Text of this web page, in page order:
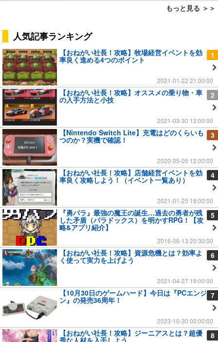
もっと見る ＞＞
人気記事ランキング
1
【おねがい社長！攻略】牧場経営イベントを効
率良く進める4つのポイント
2021-01-22 21:00:00
2
【おねがい社長！攻略】オススメの乗り物・車
の入手方法と小技
2021-03-30 12:00:00
3
【Nintendo Switch Lite】充電はどのくらいも
つのか？実機で確認！
2020-05-05 12:00:00
4
【おねがい社長！攻略】店舗経営イベントを効
率良く攻略しよう！（イベント一覧あり）
2021-01-25 18:00:00
5
『勇パラ』最強の魔王の誕生…過去の勇者が残
した矛盾（パラドックス）を明かすRPG！【攻
略&アプリ紹介】
2016-06-13 20:30:00
6
【おねがい社長！攻略】資源危機とは？効率よ
く使って実力を上げよう
2021-04-27 19:00:00
7
【10月30日のゲームハード】今日は『PCエンジ
ン』の発売36周年！
2023-10-30 00:00:00
8
【おねがい社長！攻略】ジーニアスとは？超優